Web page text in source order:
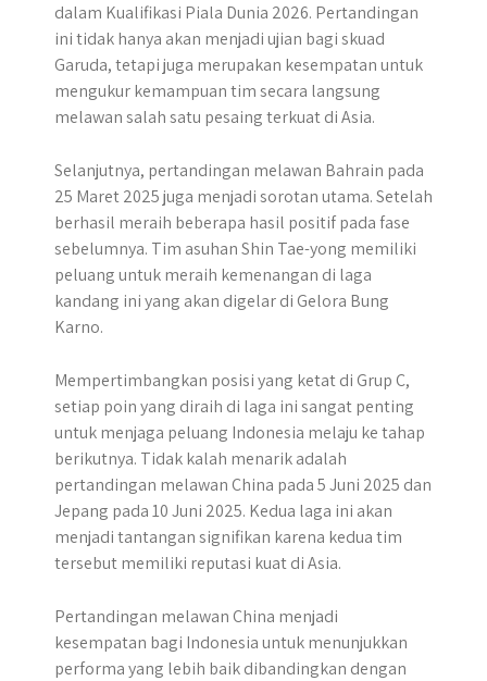
dalam Kualifikasi Piala Dunia 2026.​ Pertandingan
ini tidak hanya akan menjadi ujian bagi skuad
Garuda, tetapi juga merupakan kesempatan untuk
mengukur kemampuan tim secara langsung
melawan salah satu pesaing terkuat di Asia.
Selanjutnya, pertandingan melawan Bahrain pada
25 Maret 2025 juga menjadi sorotan utama. Setelah
berhasil meraih beberapa hasil positif pada fase
sebelumnya. Tim asuhan Shin Tae-yong memiliki
peluang untuk meraih kemenangan di laga
kandang ini yang akan digelar di Gelora Bung
Karno.
Mempertimbangkan posisi yang ketat di Grup C,
setiap poin yang diraih di laga ini sangat penting
untuk menjaga peluang Indonesia melaju ke tahap
berikutnya. Tidak kalah menarik adalah
pertandingan melawan China pada 5 Juni 2025 dan
Jepang pada 10 Juni 2025. Kedua laga ini akan
menjadi tantangan signifikan karena kedua tim
tersebut memiliki reputasi kuat di Asia.
Pertandingan melawan China menjadi
kesempatan bagi Indonesia untuk menunjukkan
performa yang lebih baik dibandingkan dengan